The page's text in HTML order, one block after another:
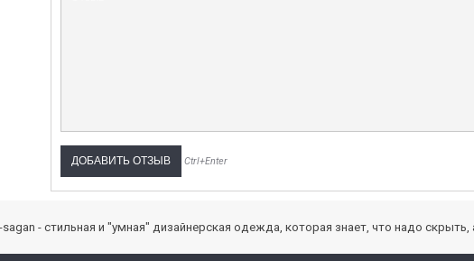
Ctrl+Enter
sagan - стильная и "умная" дизайнерская одежда, которая знает, что надо